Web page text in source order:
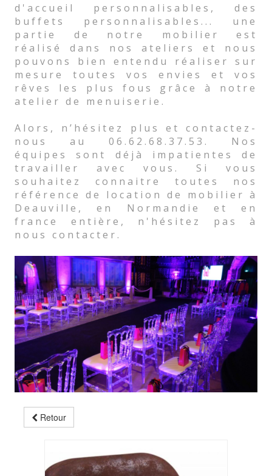
d'accueil personnalisables, des
buffets personnalisables... une
partie de notre mobilier est
réalisé dans nos ateliers et nous
pouvons bien entendu réaliser sur
mesure toutes vos envies et vos
rêves les plus fous grâce à notre
atelier de menuiserie.
Alors, n’hésitez plus et contactez-
nous au 06.62.68.37.53. Nos
équipes sont déjà impatientes de
travailler avec vous. Si vous
souhaitez connaitre toutes nos
référence de location de mobilier à
Deauville, en Normandie et en
france entière, n'hésitez pas à
nous contacter.
Retour